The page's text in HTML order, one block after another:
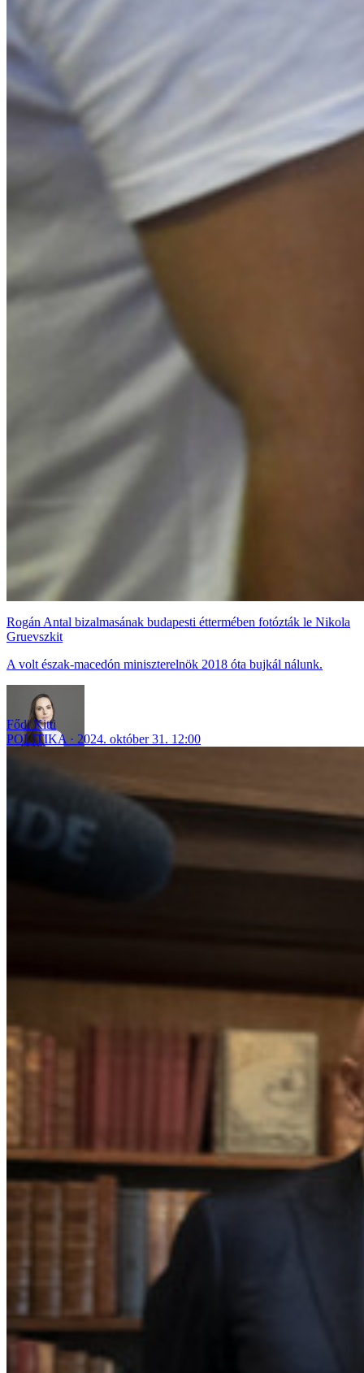
Rogán Antal bizalmasának budapesti éttermében fotózták le Nikola
Gruevszkit
A volt észak-macedón miniszterelnök 2018 óta bujkál nálunk.
Fődi Kitti
POLITIKA
2024. október 31. 12:00